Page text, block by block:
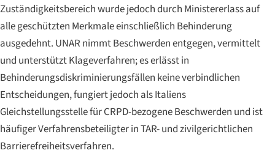
Zuständigkeitsbereich wurde jedoch durch Ministererlass auf
alle geschützten Merkmale einschließlich Behinderung
ausgedehnt. UNAR nimmt Beschwerden entgegen, vermittelt
und unterstützt Klageverfahren; es erlässt in
Behinderungsdiskriminierungsfällen keine verbindlichen
Entscheidungen, fungiert jedoch als Italiens
Gleichstellungsstelle für CRPD-bezogene Beschwerden und ist
häufiger Verfahrensbeteiligter in TAR- und zivilgerichtlichen
Barrierefreiheitsverfahren.